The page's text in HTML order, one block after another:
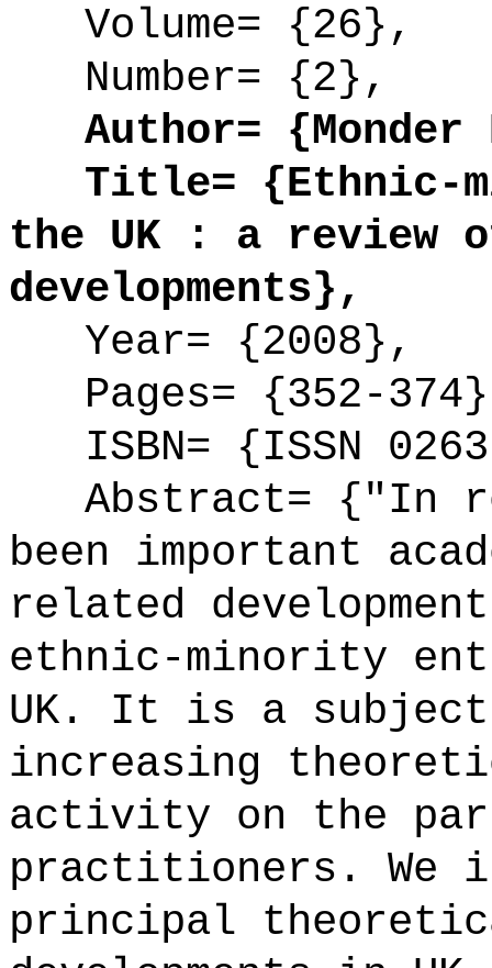
Volume= {26},
Number= {2},
Author= {Monder
Title= {Ethnic-
the UK : a review
developments},
Year= {2008},
Pages= {352-
ISBN= {ISSN
Abstract= {"In
been important
related
ethnic-minority
UK. It is a
increasing
activity on the
practitioners. We
principal